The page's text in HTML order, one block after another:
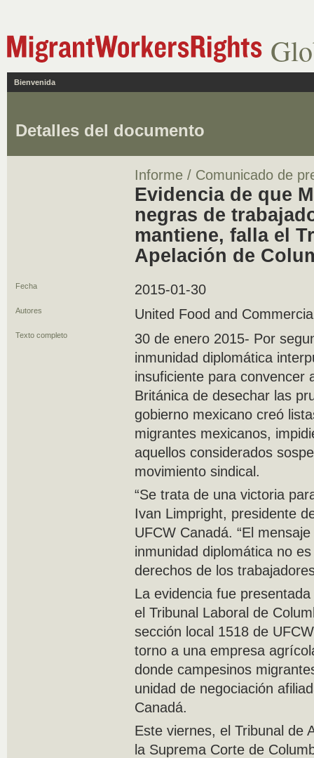
Bienvenida
Detalles del documento
Informe / Comunicado de
Evidencia de que
negras de
mantiene, falla el
Apelación de
Fecha 2015-01-30
Autores United Food and
Texto completo
30 de enero 2015- Por
inmunidad diplomática
insuficiente para convencer
Británica de desechar las
gobierno mexicano creó
migrantes mexicanos,
aquellos considerados
movimiento sindical.
“Se trata de una victoria
Ivan Limpright, presidente
UFCW Canadá. “El
inmunidad diplomática no
derechos de los
La evidencia fue
el Tribunal Laboral de
sección local 1518 de
torno a una empresa
donde campesinos
unidad de negociación
Canadá.
Este viernes, el Tribunal de
la Suprema Corte de